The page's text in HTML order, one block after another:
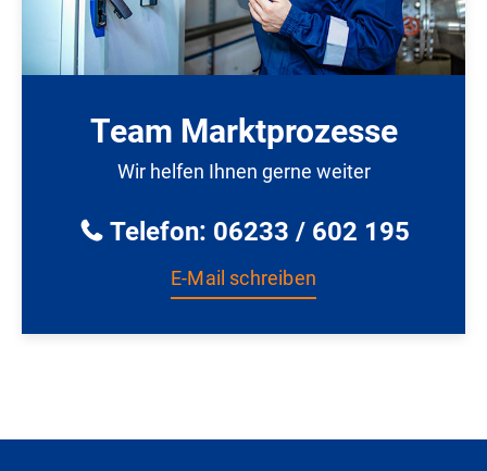
Team Marktprozesse
Wir helfen Ihnen gerne weiter
Telefon: 06233 / 602 195
E-Mail schreiben